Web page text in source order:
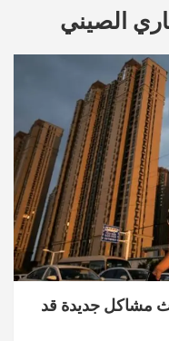
الصيني
مشاكل جديدة قد